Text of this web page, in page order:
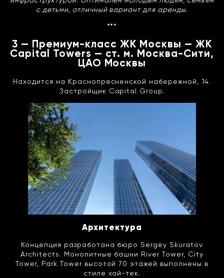
с детьми, отличный вариант для аренды.
***
3 — Премиум-класс ЖК Москвы — ЖК
Capital Towers — ст. м. Москва-Сити,
ЦАО Москвы
Находится на Краснопресненской набережной, 14.
Застройщик Capital Group.
Архитектура
Концепция разработана бюро Sergey Skuratov
Architects. Монолитные башни River Tower, City
Tower, Park Tower высотой 70 этажей выполнены в
стиле хай-тек.